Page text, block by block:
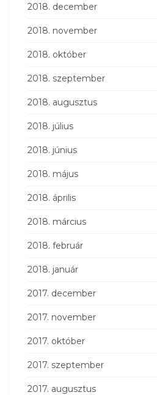
2018. december
2018. november
2018. október
2018. szeptember
2018. augusztus
2018. július
2018. június
2018. május
2018. április
2018. március
2018. február
2018. január
2017. december
2017. november
2017. október
2017. szeptember
2017. augusztus